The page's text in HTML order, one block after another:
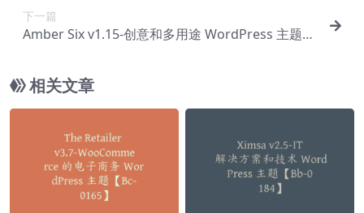
下一篇
Amber Six v1.15-创意和多用途 WordPress 主题
相关文章